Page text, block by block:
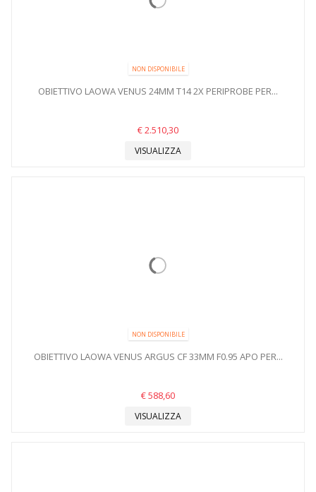
NON DISPONIBILE
OBIETTIVO LAOWA VENUS 24MM T14 2X PERIPROBE PER...
€ 2.510,30
VISUALIZZA
NON DISPONIBILE
OBIETTIVO LAOWA VENUS ARGUS CF 33MM F0.95 APO PER...
€ 588,60
VISUALIZZA